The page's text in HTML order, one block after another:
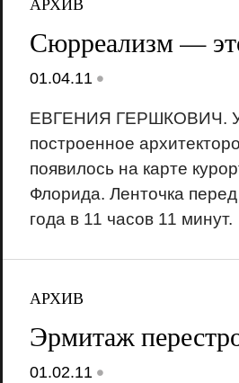
Сюрреализм —
01.04.11 •
ЕВГЕНИЯ ГЕРШКОВИЧ.
построенное
появилось на карте
Флорида. Ленточка
года в 11 часов 11 минут.
АРХИВ
Эрмитаж
01.02.11 •